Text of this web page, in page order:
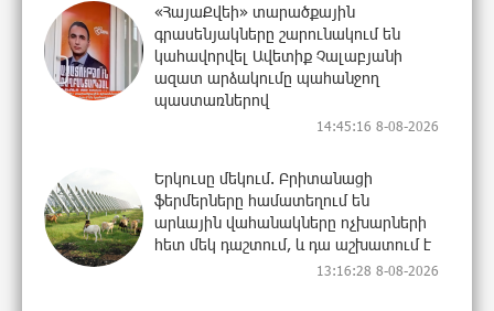
«ՀայաՔվեի» տարածքային
գրասենյակները շարունակում են
կահավորվել Ավետիք Չալաբյանի
ազատ արձակումը պահանջող
պաստառներով
14:45:16 8-08-2026
Երկուսը մեկում. Բրիտանացի
ֆերմերները համատեղում են
արևային վահանակները ոչխարների
հետ մեկ դաշտում, և դա աշխատում է
13:16:28 8-08-2026